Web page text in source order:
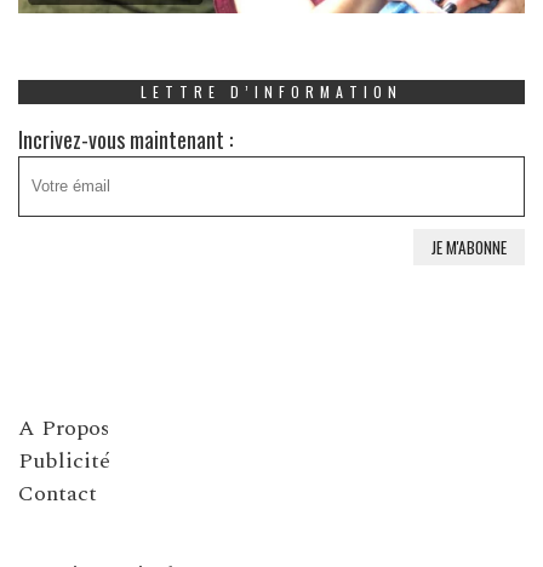
LETTRE D’INFORMATION
Incrivez-vous maintenant :
A Propos
Publicité
Contact